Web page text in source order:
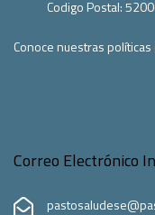
Codigo Postal:
Conoce nuestras
Correo Electrónico